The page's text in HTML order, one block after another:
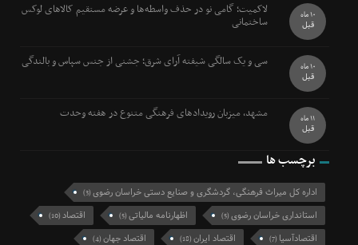
لاکمیت؛ گامی نو در حذف واسطه‌ها و عرضه مستقیم کالاهای لوکس
ساختمانی 10 ماه
قبل
سی و یک سالگی شیفته آرای شرق؛ جشنی از جنس سپاس و بالندگی 10 ماه
قبل
مشهد، میزبان رویدادهای فرهنگی متنوع در هفته وحدت 11 ماه
قبل
برچسب ها
اداره کل میراث فرهنگی، گردشگری و صنایع دستی خراسان رضوی(3)
استانداری خراسان رضوی(5) اظهارنامه مالیاتی(5) اقتصاد(10)
اقتصادآسیا (7) اقتصاد ایران(18) اقتصاد جهان(4)